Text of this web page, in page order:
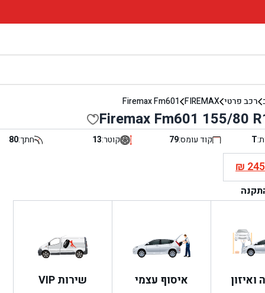
רכב פרטי FIREMAX
Firemax Fm601
Firemax Fm601 155/80
T קוד עומס:79 קוטר:13 חתך:80
₪245
איסוף עצמי שירות VIP